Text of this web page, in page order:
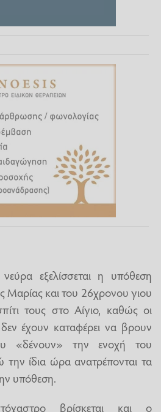
εξελίσσεται η υπόθεση
Μαρίας και του 26χρονου γιου
τους στο Αίγιο, καθώς οι
έχουν καταφέρει να βρουν
«δένουν» την ενοχή του
ίδια ώρα ανατρέπονται τα
υπόθεση.
βρίσκεται και ο